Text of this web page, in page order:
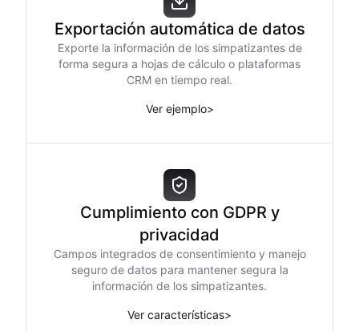
Exportación automática de datos
Exporte la información de los simpatizantes de
forma segura a hojas de cálculo o plataformas
CRM en tiempo real.
Ver ejemplo>
Cumplimiento con GDPR y
privacidad
Campos integrados de consentimiento y manejo
seguro de datos para mantener segura la
información de los simpatizantes.
Ver características>